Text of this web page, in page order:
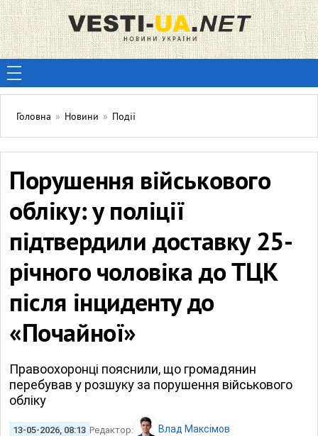
Головна » Новини » Події
Порушення військового
обліку: у поліції
підтвердили доставку 25-
річного чоловіка до ТЦК
після інциденту до
«Почайної»
Правоохоронці пояснили, що громадянин
перебував у розшуку за порушення військового
обліку
13-05-2026, 08:13 Редактор: Влад Максімов